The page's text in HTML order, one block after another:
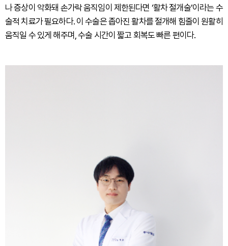
나 증상이 악화돼 손가락 움직임이 제한된다면 ‘활차 절개술’이라는 수
술적 치료가 필요하다. 이 수술은 좁아진 활차를 절개해 힘줄이 원활히
움직일 수 있게 해주며, 수술 시간이 짧고 회복도 빠른 편이다.